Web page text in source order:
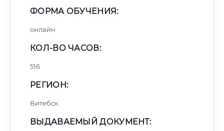
ФОРМА ОБУЧЕНИЯ:
онлайн
КОЛ-ВО ЧАСОВ:
516
РЕГИОН:
Витебск
ВЫДАВАЕМЫЙ ДОКУМЕНТ: